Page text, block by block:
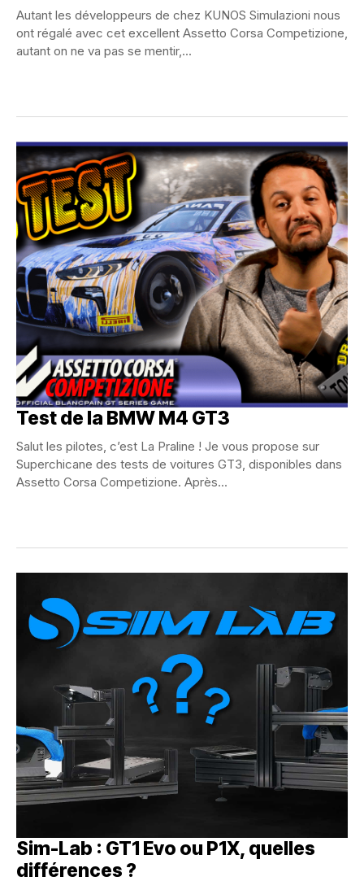
Autant les développeurs de chez KUNOS Simulazioni nous
ont régalé avec cet excellent Assetto Corsa Competizione,
autant on ne va pas se mentir,...
Test de la BMW M4 GT3
Salut les pilotes, c’est La Praline ! Je vous propose sur
Superchicane des tests de voitures GT3, disponibles dans
Assetto Corsa Competizione. Après...
Sim-Lab : GT1 Evo ou P1X, quelles
différences ?